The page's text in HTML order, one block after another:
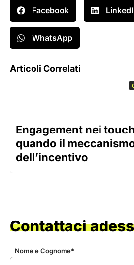
Facebook
WhatsApp
Articoli Correlati
Engagement nei
quando il
dell’incentivo
Contattaci
Nome e Cognome*